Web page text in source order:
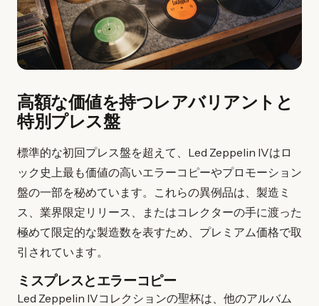
高額な価値を持つレアバリアントと
特別プレス盤
標準的な初回プレス盤を超えて、Led Zeppelin IVはロ
ック史上最も価値の高いエラーコピーやプロモーション
盤の一部を秘めています。これらの異例品は、製造ミ
ス、業界限定リリース、またはコレクターの手に渡った
極めて限定的な製造数を表すため、プレミアム価格で取
引されています。
ミスプレスとエラーコピー
Led Zeppelin IVコレクションの聖杯は、他のアルバム